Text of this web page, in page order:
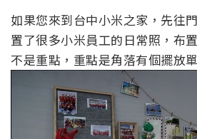
如果您來到台中小米之家，先往
置了很多小米員工的日常照，布
不是重點，重點是角落有個擺放